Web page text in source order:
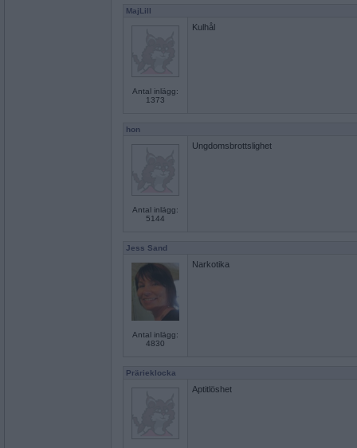
MajLill
Antal inlägg:
1373
Kulhål
hon
Antal inlägg:
5144
Ungdomsbrottslighet
Jess Sand
Antal inlägg:
4830
Narkotika
Prärieklocka
Aptitlöshet